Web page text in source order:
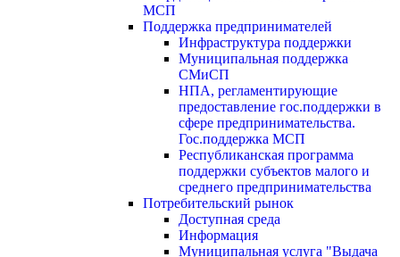
МСП
Поддержка предпринимателей
Инфраструктура поддержки
Муниципальная поддержка
СМиСП
НПА, регламентирующие
предоставление гос.поддержки в
сфере предпринимательства.
Гос.поддержка МСП
Республиканская программа
поддержки субъектов малого и
среднего предпринимательства
Потребительский рынок
Доступная среда
Информация
Муниципальная услуга "Выдача